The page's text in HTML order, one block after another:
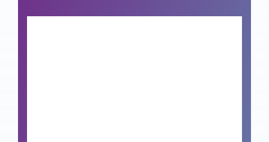
بائبل کی صداقت اور حقّانیَّت (حصہ 3)